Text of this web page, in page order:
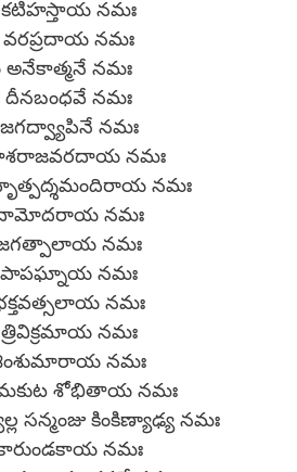
కటిహస్తాయ నమః
వరప్రదాయ నమః
అనేకాత్మనే నమః
దీనబంధవే నమః
నమః
నమః
నమః
నమః
నమః
పాపఘ్నాయ నమః
నమః
నమః
నమః
శోభితాయ నమః
సన్మంజు కింకిణ్యాఢ్య నమః
నమః